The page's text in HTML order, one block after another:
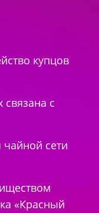
купцов
с
сети
«Красный